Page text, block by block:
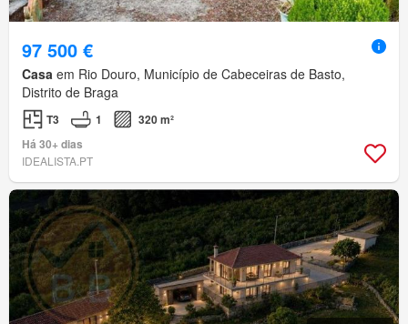
97 500 €
Casa em Rio Douro, Município de Cabeceiras de Basto,
Distrito de Braga
T3 1
320 m²
Há 30+ dias
IDEALISTA.PT